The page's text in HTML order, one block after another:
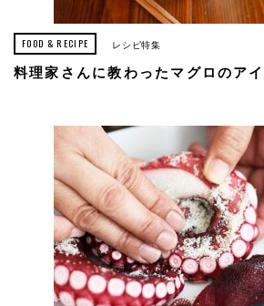
FOOD & RECIPE レシピ特集
料理家さんに教わったマグロのア